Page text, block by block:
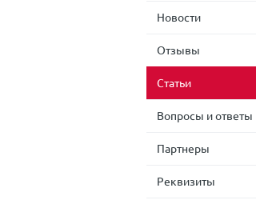
Новости
Отзывы
Статьи
Вопросы и ответы
Партнеры
Реквизиты